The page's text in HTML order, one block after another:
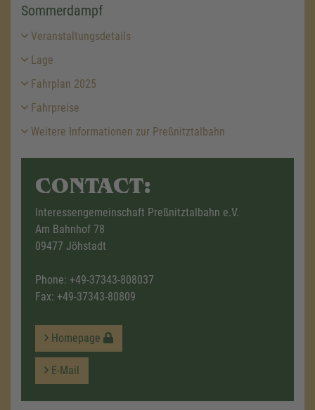
Sommerdampf
Veranstaltungsdetails
Lage
Fahrplan 2025
Fahrpreise
Weitere Informationen zur Preßnitztalbahn
CONTACT:
Interessengemeinschaft Preßnitztalbahn e.V.
Am Bahnhof 78
09477 Jöhstadt
Phone: +49-37343-808037
Fax: +49-37343-80809
Homepage
E-Mail